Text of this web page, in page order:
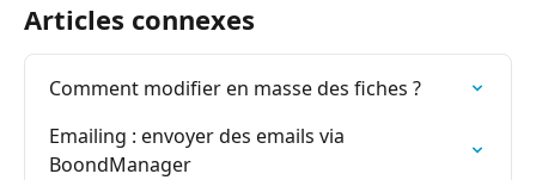
Articles connexes
Comment modifier en masse des fiches ?
Emailing : envoyer des emails via
BoondManager